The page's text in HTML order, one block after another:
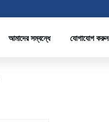
আমাদের সম্বন্ধে যোগাযোগ করুন